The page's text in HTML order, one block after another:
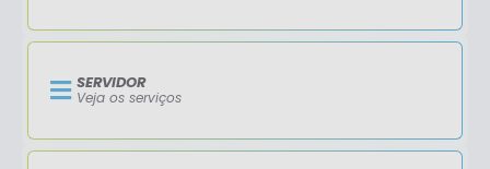
SERVIDOR
Veja os serviços